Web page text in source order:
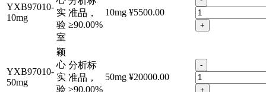
YXB97010-
10mg
实
验
室
准品，
≥90.00%
10mg ¥5500.00
+
YXB97010-
50mg
颖
心
实
验
分析标
准品，
≥90.00%
50mg ¥20000.00
-
+